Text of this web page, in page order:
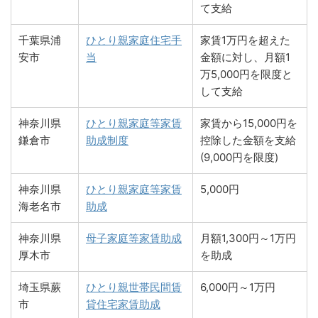
て支給
千葉県浦
安市
ひとり親家庭住宅手
当
家賃1万円を超えた
金額に対し、月額1
万5,000円を限度と
して支給
神奈川県
鎌倉市
ひとり親家庭等家賃
助成制度
家賃から15,000円を
控除した金額を支給
(9,000円を限度)
神奈川県
海老名市
ひとり親家庭等家賃
助成
5,000円
神奈川県
厚木市
母子家庭等家賃助成
月額1,300円～1万円
を助成
埼玉県蕨
市
ひとり親世帯民間賃
貸住宅家賃助成
6,000円～1万円